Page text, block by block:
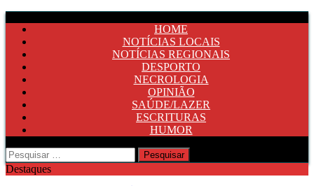
HOME
NOTÍCIAS LOCAIS
NOTÍCIAS REGIONAIS
DESPORTO
NECROLOGIA
OPINIÃO
SAÚDE/LAZER
ESCRITURAS
HUMOR
Pesquisar
por:
Destaques